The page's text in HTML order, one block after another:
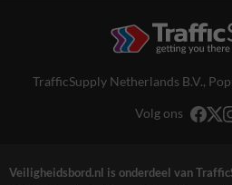
TrafficSupply Netherlands B.V.,
Volg ons
Veiligheidsbord.nl is onderdeel van